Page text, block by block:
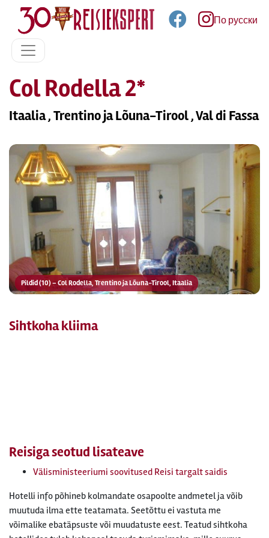
По русски
Col Rodella 2*
Itaalia , Trentino ja Lõuna-Tirool , Val di Fassa
Pildid (10) – Col Rodella, Trentino ja Lõuna-Tirool, Itaalia
Sihtkoha kliima
Reisiga seotud lisateave
Välisministeeriumi soovitused Reisi targalt saidis
Hotelli info põhineb kolmandate osapoolte andmetel ja võib
muutuda ilma ette teatamata. Seetõttu ei vastuta me
võimalike ebatäpsuste või muudatuste eest. Teatud sihtkoha